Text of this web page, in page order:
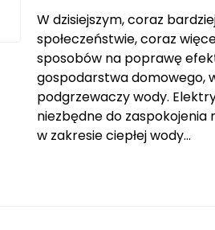
W dzisiejszym, coraz
społeczeństwie, coraz
sposobów na poprawę
gospodarstwa domowego,
podgrzewaczy wody.
niezbędne do
w zakresie ciepłej wody...